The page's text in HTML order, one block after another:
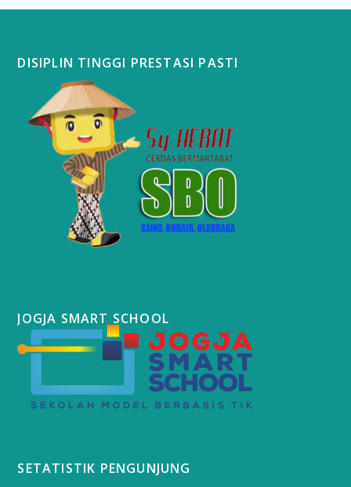
DISIPLIN TINGGI PRESTASI PASTI
JOGJA SMART SCHOOL
SETATISTIK PENGUNJUNG